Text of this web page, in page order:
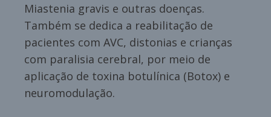
Miastenia gravis e outras doenças.
Também se dedica a reabilitação de
pacientes com AVC, distonias e crianças
com paralisia cerebral, por meio de
aplicação de toxina botulínica (Botox) e
neuromodulação.